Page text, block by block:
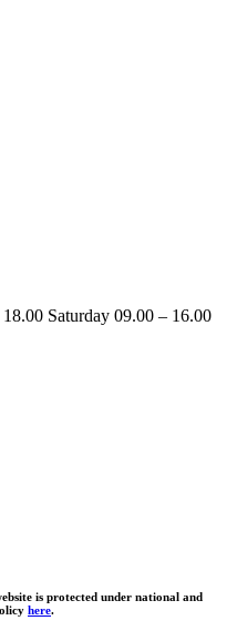
Saturday 09.00 – 16.00
is protected under national and
here.